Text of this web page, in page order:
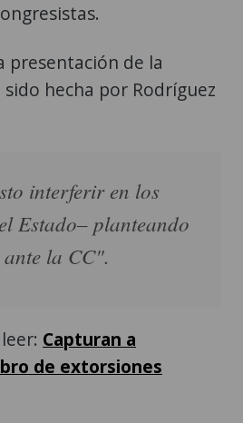
presentación de la
hecha por Rodríguez
interferir en los
Estado– planteando
la CC".
Capturan a
de extorsiones